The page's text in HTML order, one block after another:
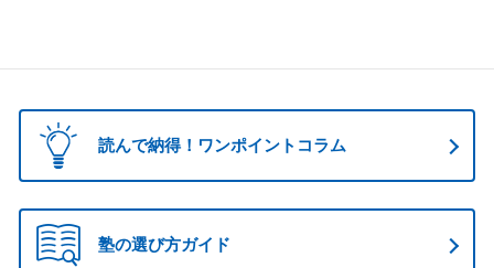
読んで納得！ワンポイントコラム
塾の選び方ガイド